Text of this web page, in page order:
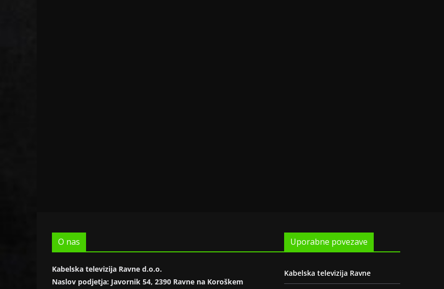
O nas
Kabelska televizija Ravne d.o.o.
Naslov podjetja: Javornik 54, 2390 Ravne na Koroškem
Uporabne povezave
Kabelska televizija Ravne